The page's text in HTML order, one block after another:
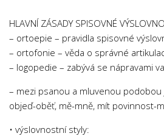
HLAVNÍ ZÁSADY SPISOVNÉ
– ortoepie – pravidla spisovné
– ortofonie – věda o správné
– logopedie – zabývá se nápravami
– mezi psanou a mluvenou
objeď-oběť, mě-mně, mít povinnost-
• výslovnostní styly: